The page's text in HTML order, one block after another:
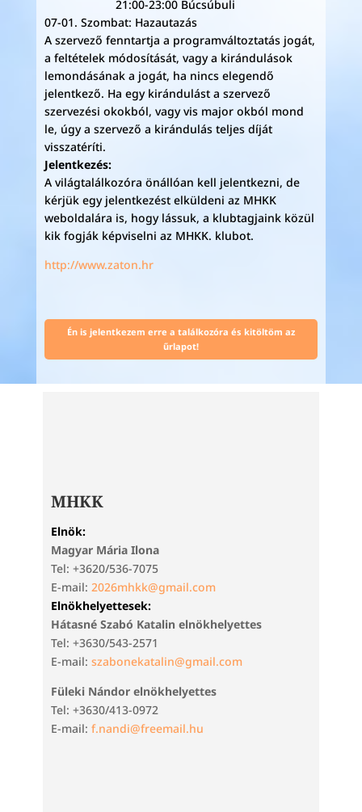
21:00-23:00 Búcsúbuli
07-01. Szombat: Hazautazás
A szervező fenntartja a programváltoztatás jogát,
a feltételek módosítását, vagy a kirándulások
lemondásának a jogát, ha nincs elegendő
jelentkező. Ha egy kirándulást a szervező
szervezési okokból, vagy vis major okból mond
le, úgy a szervező a kirándulás teljes díját
visszatéríti.
Jelentkezés:
A világtalálkozóra önállóan kell jelentkezni, de
kérjük egy jelentkezést elküldeni az MHKK
weboldalára is, hogy lássuk, a klubtagjaink közül
kik fogják képviselni az MHKK. klubot.
http://www.zaton.hr
Én is jelentkezem erre a találkozóra és kitöltöm az
űrlapot!
MHKK
Elnök:
Magyar Mária Ilona
Tel: +3620/536-7075
E-mail: 2026mhkk@gmail.com
Elnökhelyettesek:
Hátasné Szabó Katalin elnökhelyettes
Tel: +3630/543-2571
E-mail: szabonekatalin@gmail.com
Füleki Nándor elnökhelyettes
Tel: +3630/413-0972
E-mail: f.nandi@freemail.hu